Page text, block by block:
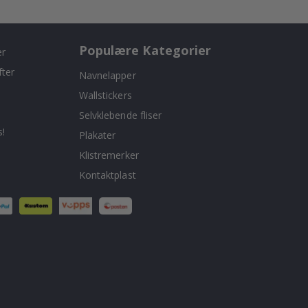
Populære Kategorier
Navnelapper
Wallstickers
Selvklebende fliser
Plakater
Klistremerker
Kontaktplast